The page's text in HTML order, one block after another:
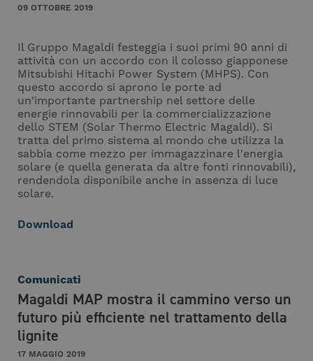
09 OTTOBRE 2019
Il Gruppo Magaldi festeggia i suoi primi 90 anni di
attività con un accordo con il colosso giapponese
Mitsubishi Hitachi Power System (MHPS). Con
questo accordo si aprono le porte ad
un'importante partnership nel settore delle
energie rinnovabili per la commercializzazione
dello STEM (Solar Thermo Electric Magaldi). Si
tratta del primo sistema al mondo che utilizza la
sabbia come mezzo per immagazzinare l'energia
solare (e quella generata da altre fonti rinnovabili),
rendendola disponibile anche in assenza di luce
solare.
Download
Comunicati
Magaldi MAP mostra il cammino verso un
futuro più efficiente nel trattamento della
lignite
17 MAGGIO 2019